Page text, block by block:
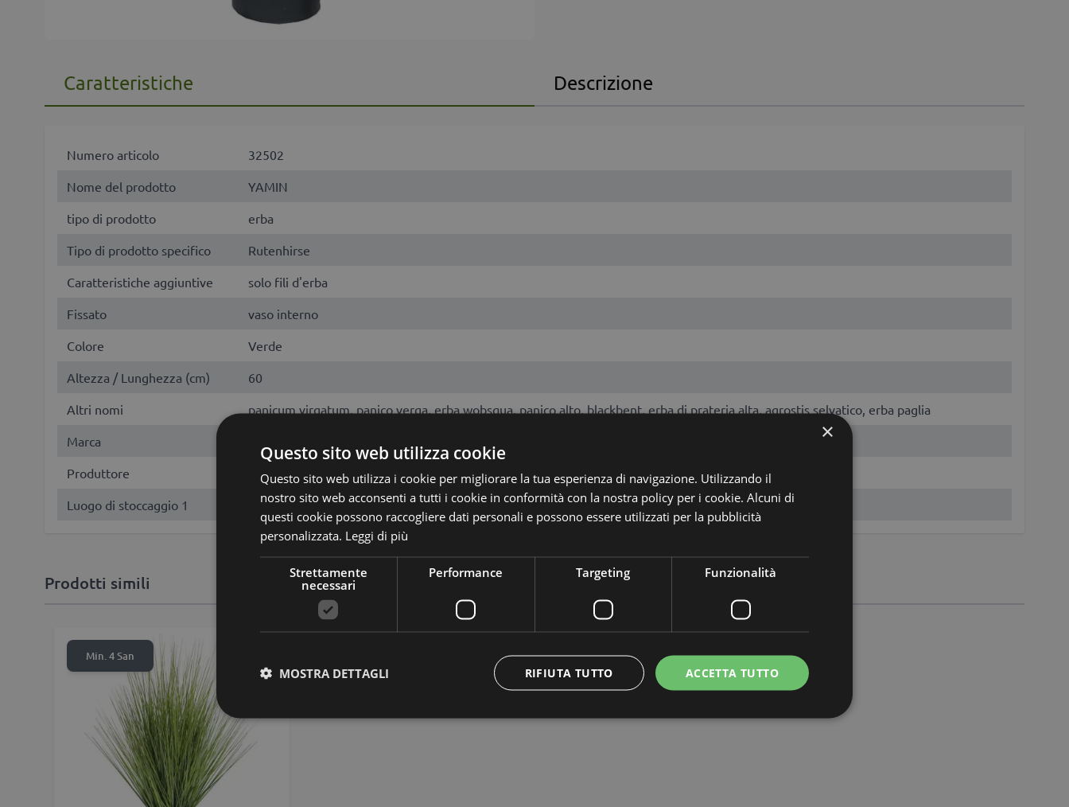
Caratteristiche Descrizione
Numero articolo
32502
Nome del prodotto
YAMIN
tipo di prodotto
erba
Tipo di prodotto specifico
Rutenhirse
Caratteristiche aggiuntive
solo fili d'erba
Fissato
vaso interno
Colore
Verde
Altezza / Lunghezza (cm)
60
Altri nomi
panicum virgatum, panico verga, erba wobsqua, panico alto, blackbent, erba di prateria alta, agrostis selvatico, erba paglia
Marca
Produttore
artplants GmbH & Co. KG, Max-Planck-Str. 4, 97204, Germany, info@artplants.eu
Luogo di stoccaggio 1
HO-B3-4
Prodotti simili
Min. 4 San
×
Questo sito web utilizza cookie
Questo sito web utilizza i cookie per migliorare la tua esperienza di navigazione. Utilizzando il
nostro sito web acconsenti a tutti i cookie in conformità con la nostra policy per i cookie. Alcuni di
questi cookie possono raccogliere dati personali e possono essere utilizzati per la pubblicità
personalizzata. Leggi di più
Strettamente
necessari
Performance Targeting Funzionalità
ACCETTA TUTTO
RIFIUTA TUTTO
MOSTRA DETTAGLI